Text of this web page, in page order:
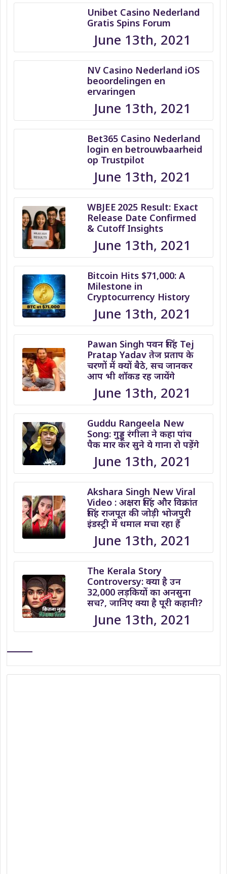
Unibet Casino Nederland
Gratis Spins Forum
June 13th, 2021
NV Casino Nederland iOS
beoordelingen en
ervaringen
June 13th, 2021
Bet365 Casino Nederland
login en betrouwbaarheid
op Trustpilot
June 13th, 2021
WBJEE 2025 Result: Exact
Release Date Confirmed
& Cutoff Insights
June 13th, 2021
Bitcoin Hits $71,000: A
Milestone in
Cryptocurrency History
June 13th, 2021
Pawan Singh पवन सिंह Tej
Pratap Yadav तेज प्रताप के
चरणों में क्यों बैठे, सच जानकर
आप भी शॉकड रह जायेंगे
June 13th, 2021
Guddu Rangeela New
Song: गुड्डू रंगीला ने कहा पांच
पैक मार कर सुने ये गाना रो पड़ेंगे
June 13th, 2021
Akshara Singh New Viral
Video : अक्षरा सिंह और विक्रांत
सिंह राजपूत की जोड़ी भोजपुरी
इंडस्ट्री में धमाल मचा रहा हैं
June 13th, 2021
The Kerala Story
Controversy: क्या है उन
32,000 लड़कियों का अनसुना
सच?, जानिए क्या है पूरी कहानी?
June 13th, 2021